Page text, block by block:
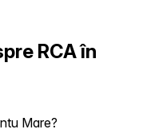
RCA în
Mare?